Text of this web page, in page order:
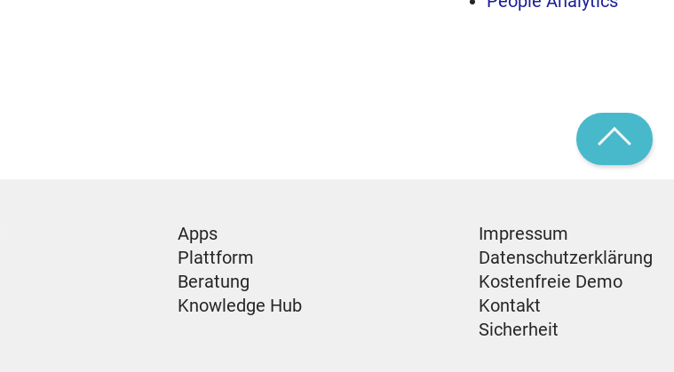
Apps
Plattform
Beratung
Knowledge Hub
Impressum
Datenschutzerklärung
Kostenfreie Demo
Kontakt
Sicherheit